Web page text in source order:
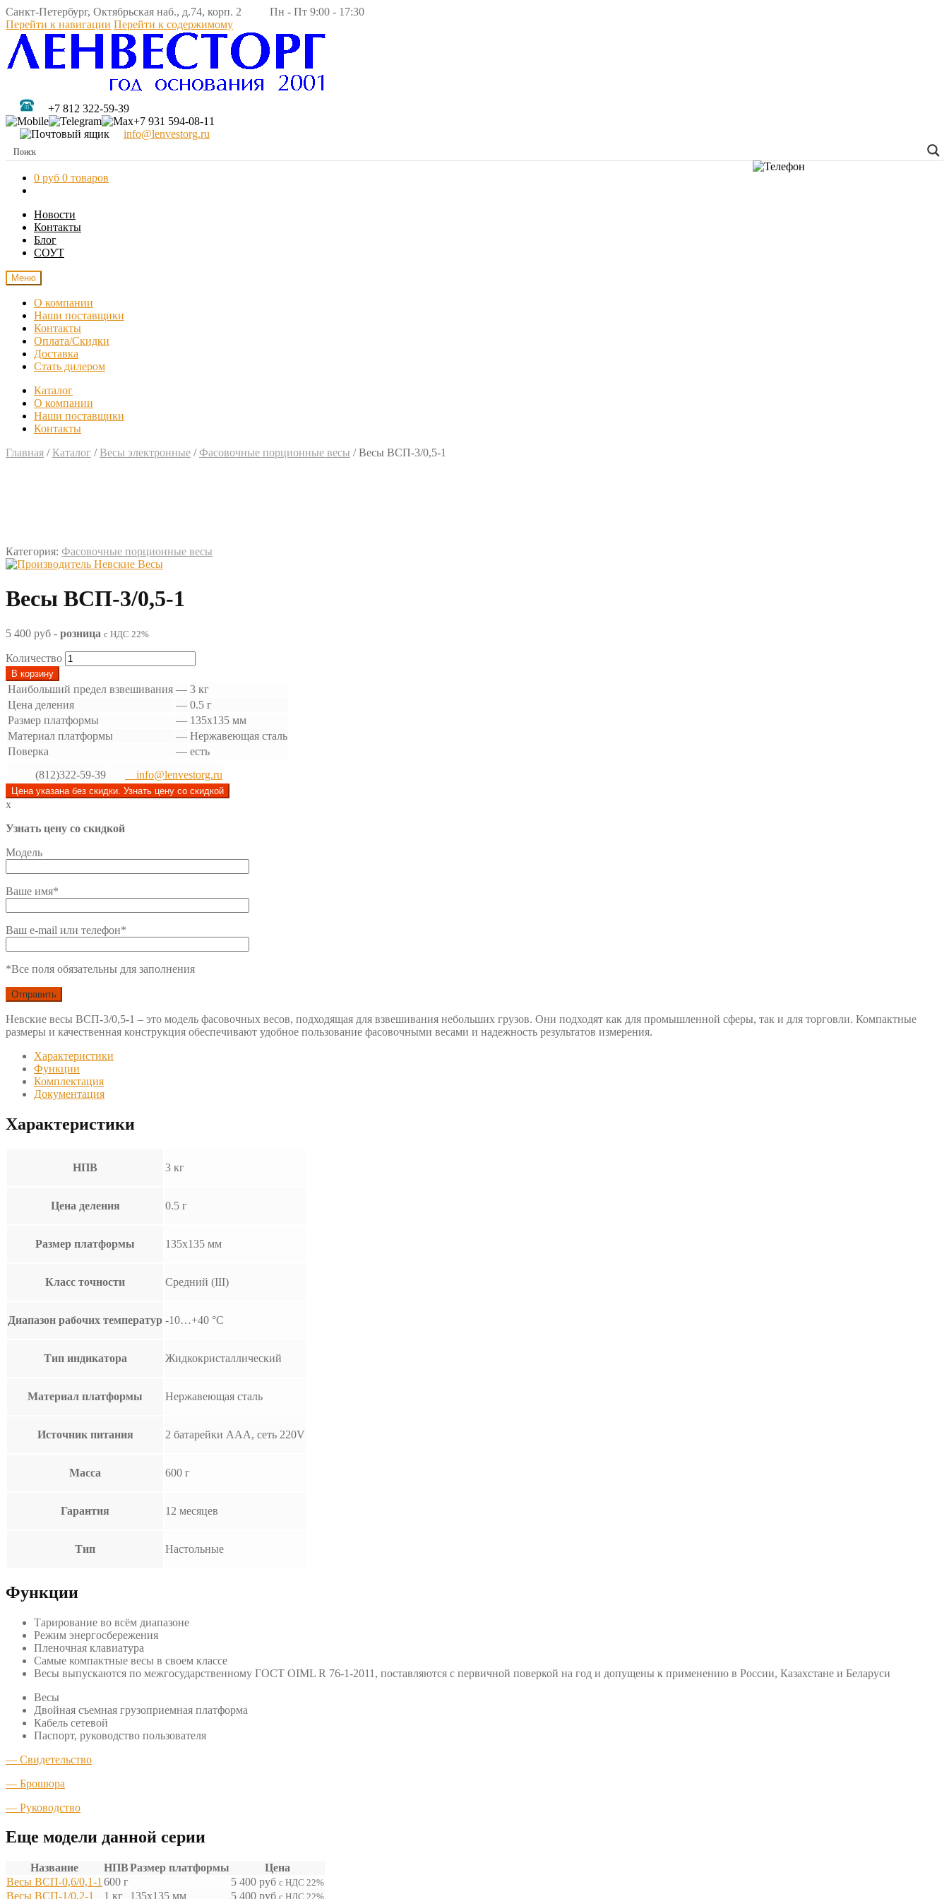
Санкт-Петербург, Октябрьская наб., д.74, корп. 2 Пн - Пт 9:00 - 17:30
Перейти к навигации Перейти к содержимому
+7 812 322-59-39
+7 931 594-08-11
info@lenvestorg.ru
0 руб 0 товаров
Новости
Контакты
Блог
СОУТ
Меню
О компании
Наши поставщики
Контакты
Оплата/Скидки
Доставка
Стать дилером
Каталог
О компании
Наши поставщики
Контакты
Главная / Каталог / Весы электронные /Фасовочные порционные весы /Весы ВСП-3/0,5-1
Категория: Фасовочные порционные весы
Весы ВСП-3/0,5-1
5 400 руб - розница с НДС 22%
Количество
В корзину
Наибольший предел взвешивания — 3 кг
Цена деления
— 0.5 г
Размер платформы
— 135х135 мм
Материал платформы
— Нержавеющая сталь
Поверка
— есть
(812)322-59-39
info@lenvestorg.ru
Цена указана без скидки. Узнать цену со скидкой
x
Узнать цену со скидкой
Модель
Ваше имя*
Ваш e-mail или телефон*
*Все поля обязательны для заполнения
Невские весы ВСП-3/0,5-1 – это модель фасовочных весов, подходящая для взвешивания небольших грузов. Они подходят как для промышленной сферы, так и для торговли. Компактные
размеры и качественная конструкция обеспечивают удобное пользование фасовочными весами и надежность результатов измерения.
Характеристики
Функции
Комплектация
Документация
Характеристики
НПВ 3 кг
Цена деления 0.5 г
Размер платформы 135х135 мм
Класс точности Средний (III)
Диапазон рабочих температур -10…+40 °С
Тип индикатора Жидкокристаллический
Материал платформы Нержавеющая сталь
Источник питания 2 батарейки ААА, сеть 220V
Масса 600 г
Гарантия 12 месяцев
Тип Настольные
Функции
Тарирование во всём диапазоне
Режим энергосбережения
Пленочная клавиатура
Самые компактные весы в своем классе
Весы выпускаются по межгосударственному ГОСТ OIML R 76-1-2011, поставляются с первичной поверкой на год и допущены к применению в России, Казахстане и Беларуси
Весы
Двойная съемная грузоприемная платформа
Кабель сетевой
Паспорт, руководство пользователя
— Свидетельство
— Брошюра
— Руководство
Еще модели данной серии
Название НПВРазмер платформы
Цена
Весы ВСП-0,6/0,1-1 600 г 5 400 руб с НДС 22%
Весы ВСП-1/0,2-1 1 кг 135х135 мм 5 400 руб с НДС 22%